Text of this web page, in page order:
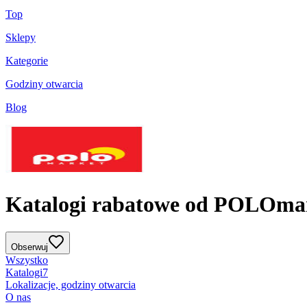
Top
Sklepy
Kategorie
Godziny otwarcia
Blog
Katalogi rabatowe od
Obserwuj
Wszystko
Katalogi7
Lokalizacje, godziny otwarcia
O nas